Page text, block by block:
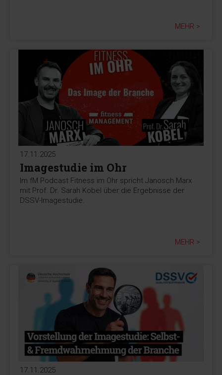
MEHR >
17.11.2025
Imagestudie im Ohr
Im fM Podcast Fitness im Ohr spricht Janosch Marx
mit Prof. Dr. Sarah Kobel über die Ergebnisse der
DSSV-Imagestudie.
MEHR >
17.11.2025